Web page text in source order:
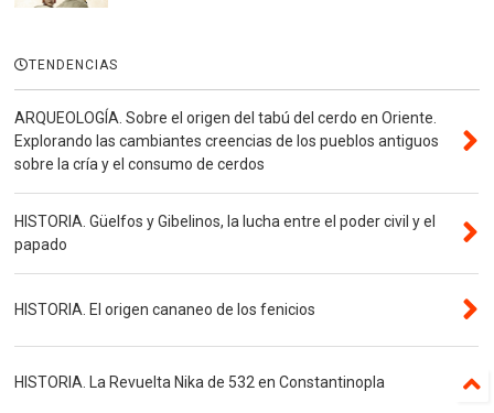
TENDENCIAS
ARQUEOLOGÍA. Sobre el origen del tabú del cerdo en Oriente.
Explorando las cambiantes creencias de los pueblos antiguos
sobre la cría y el consumo de cerdos
HISTORIA. Güelfos y Gibelinos, la lucha entre el poder civil y el
papado
HISTORIA. El origen cananeo de los fenicios
HISTORIA. La Revuelta Nika de 532 en Constantinopla